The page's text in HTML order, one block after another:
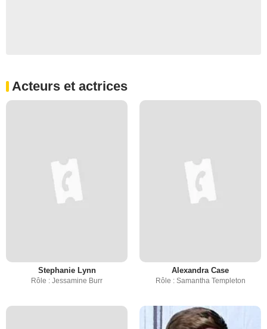
Acteurs et actrices
Stephanie Lynn
Rôle : Jessamine Burr
Alexandra Case
Rôle : Samantha Templeton